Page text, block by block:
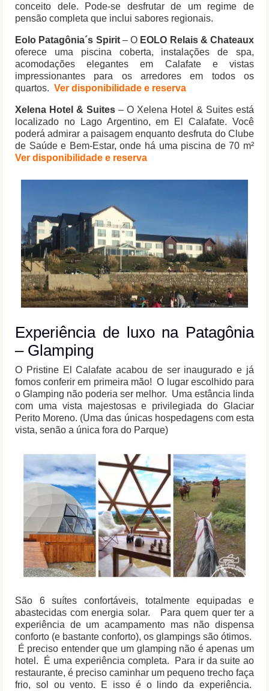
conceito dele. Pode-se desfrutar de um regime de
pensão completa que inclui sabores regionais.
Eolo Patagônia´s Spirit – O EOLO Relais & Chateaux
oferece uma piscina coberta, instalações de spa,
acomodações elegantes em Calafate e vistas
impressionantes para os arredores em todos os
quartos. Ver disponibilidade e reserva
Xelena Hotel & Suites – O Xelena Hotel & Suites está
localizado no Lago Argentino, em El Calafate. Você
poderá admirar a paisagem enquanto desfruta do Clube
de Saúde e Bem-Estar, onde há uma piscina de 70 m²
Ver disponibilidade e reserva
Experiência de luxo na Patagônia
– Glamping
O Pristine El Calafate acabou de ser inaugurado e já
fomos conferir em primeira mão! O lugar escolhido para
o Glamping não poderia ser melhor. Uma estância linda
com uma vista majestosas e privilegiada do Glaciar
Perito Moreno. (Uma das únicas hospedagens com esta
vista, senão a única fora do Parque)
São 6 suítes confortáveis, totalmente equipadas e
abastecidas com energia solar. Para quem quer ter a
experiência de um acampamento mas não dispensa
conforto (e bastante conforto), os glampings são ótimos.
É preciso entender que um glamping não é apenas um
hotel. É uma experiência completa. Para ir da suite ao
restaurante, é preciso caminhar um pequeno trecho faça
frio, sol ou vento. E isso é o lindo da experiência.